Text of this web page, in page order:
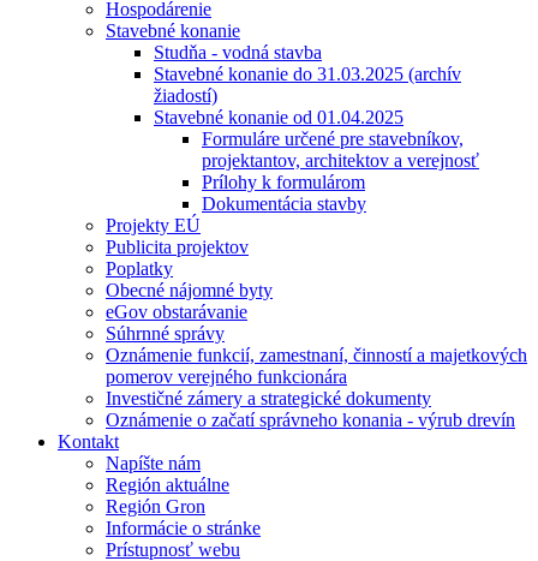
Hospodárenie
Stavebné konanie
Studňa - vodná stavba
Stavebné konanie do 31.03.2025 (archív
žiadostí)
Stavebné konanie od 01.04.2025
Formuláre určené pre stavebníkov,
projektantov, architektov a verejnosť
Prílohy k formulárom
Dokumentácia stavby
Projekty EÚ
Publicita projektov
Poplatky
Obecné nájomné byty
eGov obstarávanie
Súhrnné správy
Oznámenie funkcií, zamestnaní, činností a majetkových
pomerov verejného funkcionára
Investičné zámery a strategické dokumenty
Oznámenie o začatí správneho konania - výrub drevín
Kontakt
Napíšte nám
Región aktuálne
Región Gron
Informácie o stránke
Prístupnosť webu